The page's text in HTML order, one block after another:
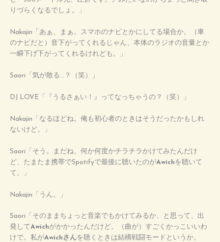
りづらくなるでしょ。」
Nakajin「あぁ、まぁ。スマホのナビとかにしてる場合か。（車
のナビだと）音下がってくれるじゃん、本体のラジオの音量とか
一瞬下げ下がってくれるけれども。」
Saori「気が散る…？（笑）」
DJ LOVE「『うるさぁい！』ってなっちゃうの？（笑）」
Nakajin「なるほどね。俺も初心者のときはそうだったかもしれ
ないけど。」
Saori「そう。まだね、何か何度かチラチラかけてみたんだけ
ど、たまたま携帯でSpotifyで最後に聴いたのがAwich を聴いて
て。」
Nakajin「うん。」
Saori「そのままちょっと音楽でもかけてみるか、と思って、出
発して Awichがかかったんだけど。（曲が）すごくかっこいいわ
けで。私がAwichさんを聴くときは結構戦闘モードというか。